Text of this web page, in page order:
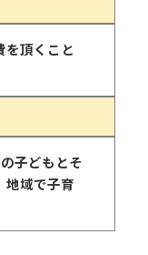
頂くこと
子どもとそ
地域で子育